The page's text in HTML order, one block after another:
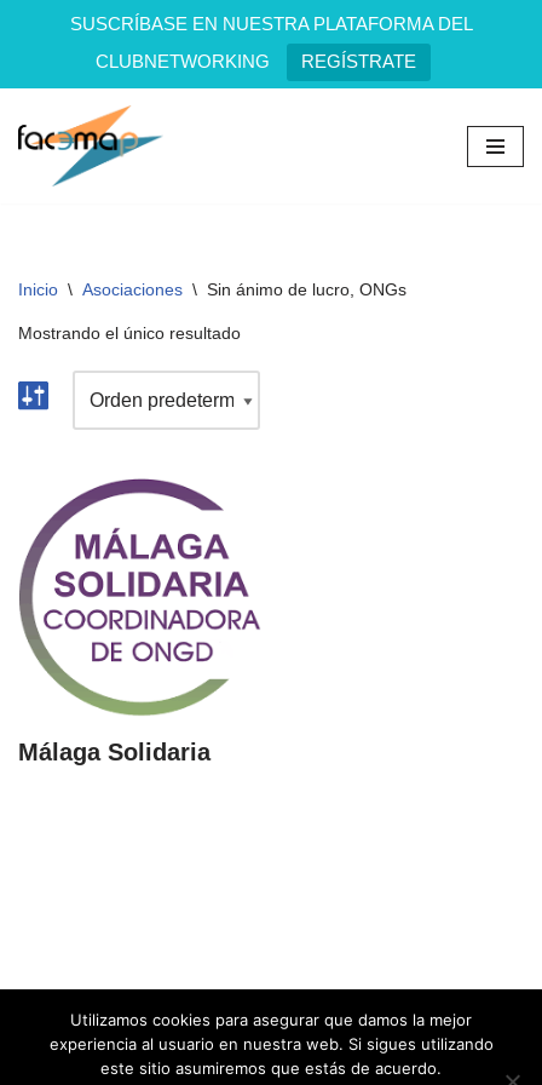
SUSCRÍBASE EN NUESTRA PLATAFORMA DEL
CLUBNETWORKING
REGÍSTRATE
Saltar
Inicio \ Asociaciones \ Sin ánimo de lucro, ONGs
Mostrando el único resultado
Málaga Solidaria
Utilizamos cookies para asegurar que damos la mejor
experiencia al usuario en nuestra web. Si sigues utilizando
este sitio asumiremos que estás de acuerdo.